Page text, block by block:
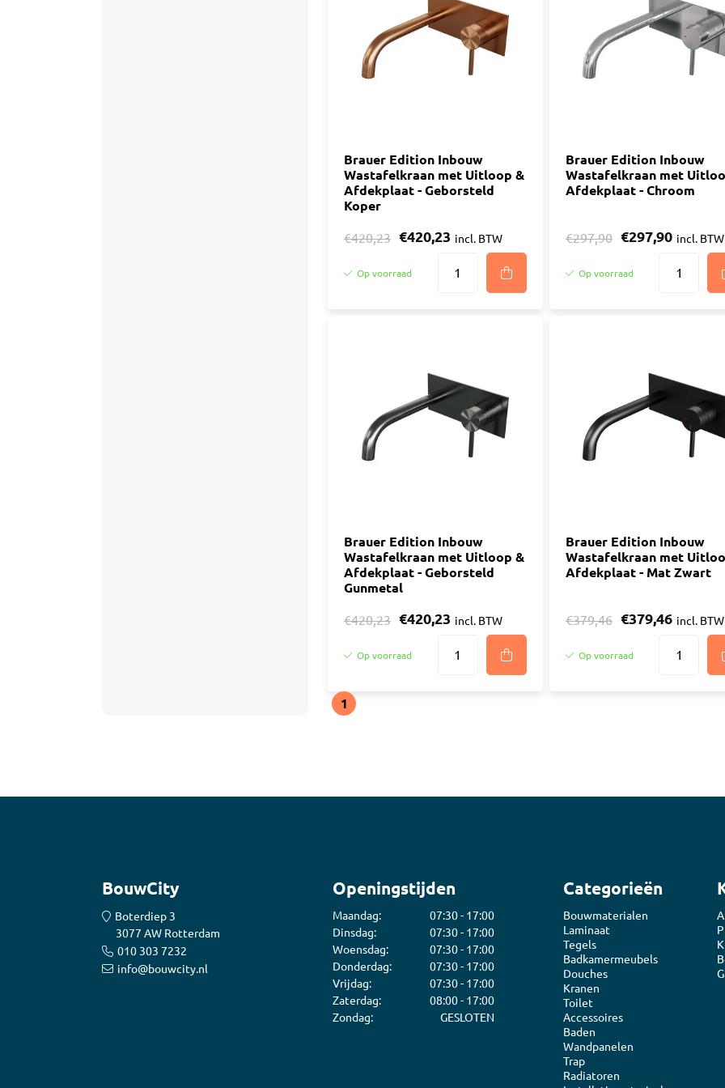
Voegmiddel
Bouwemmer
Hollewand
Diverse
Siliconenkitten
Montagekitten
Finishers
Toebehoren Pur
Brauer Edition Inbouw
Wastafelkraan met Uitloop &
Afdekplaat - Geborsteld
Koper
€420,23 €420,23 incl. BTW
Op voorraad
Brauer Edition Inbouw
Wastafelkraan met
Afdekplaat - Chroom
€297,90 €297,90 incl. BTW
Op voorraad
Brauer Edition Inbouw
Wastafelkraan met Uitloop &
Afdekplaat - Geborsteld
Gunmetal
€420,23 €420,23 incl. BTW
Op voorraad
Brauer Edition Inbouw
Wastafelkraan met
Afdekplaat - Mat Zwart
€379,46 €379,46 incl. BTW
Op voorraad
1
BouwCity
Boterdiep 3
3077 AW Rotterdam
010 303 7232
info@bouwcity.nl
Openingstijden
Maandag:
07:30 - 17:00
Dinsdag:
07:30 - 17:00
Woensdag:
07:30 - 17:00
Donderdag:
07:30 - 17:00
Vrijdag:
07:30 - 17:00
Zaterdag:
08:00 - 17:00
Zondag:
GESLOTEN
Categorieën
Bouwmaterialen
Laminaat
Tegels
Badkamermeubels
Douches
Kranen
Toilet
Accessoires
Baden
Wandpanelen
Trap
Radiatoren